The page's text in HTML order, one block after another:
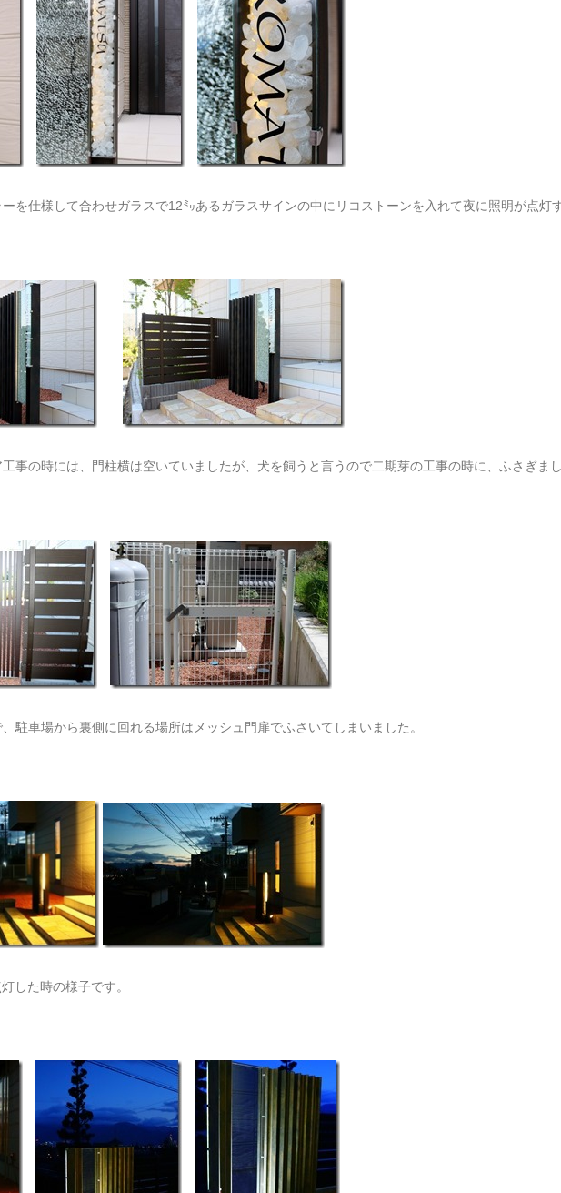
を仕様して合わせガラスで12㍉あるガラスサインの中にリコストーンを入れて夜に照明が点灯
事の時には、門柱横は空いていましたが、犬を飼うと言うので二期芽の工事の時に、ふさぎま
駐車場から裏側に回れる場所はメッシュ門扉でふさいてしまいました。
した時の様子です。